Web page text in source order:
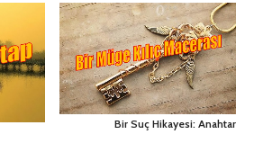
Bir Suç Hikayesi: Anahtar